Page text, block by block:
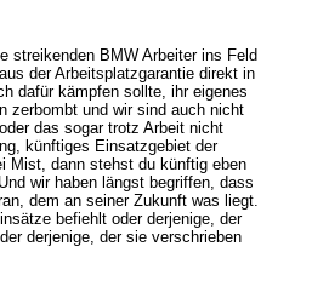
streikenden BMW Arbeiter ins Feld
der Arbeitsplatzgarantie direkt in
dafür kämpfen sollte, ihr eigenes
zerbombt und wir sind auch nicht
das sogar trotz Arbeit nicht
künftiges Einsatzgebiet der
Mist, dann stehst du künftig eben
wir haben längst begriffen, dass
dem an seiner Zukunft was liegt.
befiehlt oder derjenige, der
derjenige, der sie verschrieben